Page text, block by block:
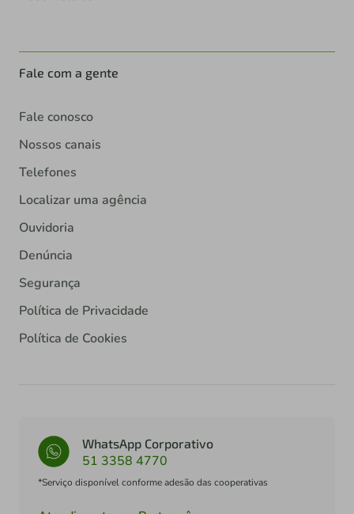
Fale com a gente
Fale conosco
Nossos canais
Telefones
Localizar uma agência
Ouvidoria
Denúncia
Segurança
Política de Privacidade
Política de Cookies
WhatsApp Corporativo
51 3358 4770
*Serviço disponível conforme adesão das cooperativas